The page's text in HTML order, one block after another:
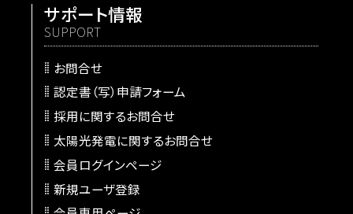
サポート情報
SUPPORT
お問合せ
認定書（写）申請フォーム
採用に関するお問合せ
太陽光発電に関するお問合せ
会員ログインページ
新規ユーザ登録